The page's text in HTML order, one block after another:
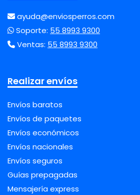
ayuda@enviosperros.com
Soporte: 55 8993 9300
Ventas: 55 8993 9300
Realizar envíos
Envíos baratos
Envíos de paquetes
Envíos económicos
Envíos nacionales
Envíos seguros
Guías prepagadas
Mensajería express